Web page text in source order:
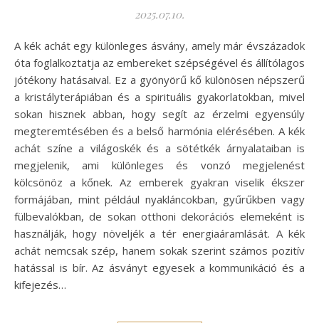
2025.07.10.
A kék achát egy különleges ásvány, amely már évszázadok
óta foglalkoztatja az embereket szépségével és állítólagos
jótékony hatásaival. Ez a gyönyörű kő különösen népszerű
a kristályterápiában és a spirituális gyakorlatokban, mivel
sokan hisznek abban, hogy segít az érzelmi egyensúly
megteremtésében és a belső harmónia elérésében. A kék
achát színe a világoskék és a sötétkék árnyalataiban is
megjelenik, ami különleges és vonzó megjelenést
kölcsönöz a kőnek. Az emberek gyakran viselik ékszer
formájában, mint például nyakláncokban, gyűrűkben vagy
fülbevalókban, de sokan otthoni dekorációs elemeként is
használják, hogy növeljék a tér energiaáramlását. A kék
achát nemcsak szép, hanem sokak szerint számos pozitív
hatással is bír. Az ásványt egyesek a kommunikáció és a
kifejezés…